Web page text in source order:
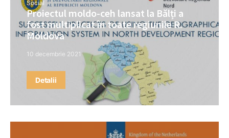
Social
Proiectul moldo-ceh lansat la Bălți a
fost multiplicat în toate regiunile R.
Moldova
10 decembrie 2021
Detalii